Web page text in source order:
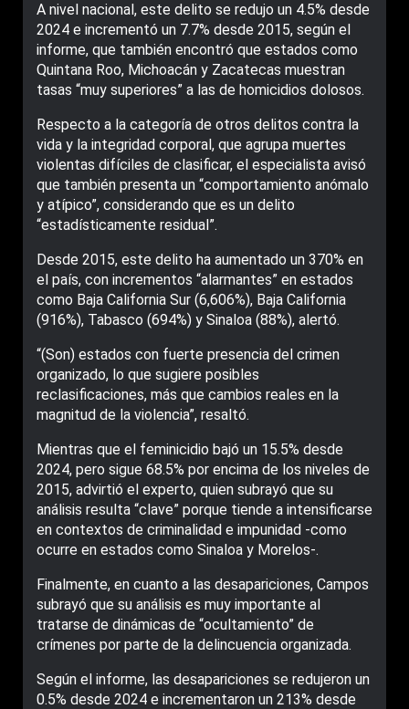
A nivel nacional, este delito se redujo un 4.5% desde
2024 e incrementó un 7.7% desde 2015, según el
informe, que también encontró que estados como
Quintana Roo, Michoacán y Zacatecas muestran
tasas “muy superiores” a las de homicidios dolosos.
Respecto a la categoría de otros delitos contra la
vida y la integridad corporal, que agrupa muertes
violentas difíciles de clasificar, el especialista avisó
que también presenta un “comportamiento anómalo
y atípico”, considerando que es un delito
“estadísticamente residual”.
Desde 2015, este delito ha aumentado un 370% en
el país, con incrementos “alarmantes” en estados
como Baja California Sur (6,606%), Baja California
(916%), Tabasco (694%) y Sinaloa (88%), alertó.
“(Son) estados con fuerte presencia del crimen
organizado, lo que sugiere posibles
reclasificaciones, más que cambios reales en la
magnitud de la violencia”, resaltó.
Mientras que el feminicidio bajó un 15.5% desde
2024, pero sigue 68.5% por encima de los niveles de
2015, advirtió el experto, quien subrayó que su
análisis resulta “clave” porque tiende a intensificarse
en contextos de criminalidad e impunidad -como
ocurre en estados como Sinaloa y Morelos-.
Finalmente, en cuanto a las desapariciones, Campos
subrayó que su análisis es muy importante al
tratarse de dinámicas de “ocultamiento” de
crímenes por parte de la delincuencia organizada.
Según el informe, las desapariciones se redujeron un
0.5% desde 2024 e incrementaron un 213% desde